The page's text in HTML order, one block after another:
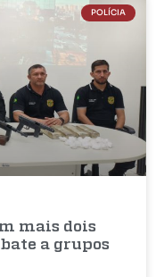
POLÍCIA
mais dois
a grupos